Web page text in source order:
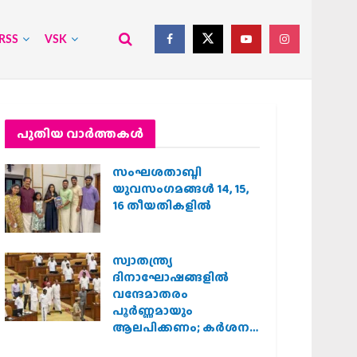
VSK
പുതിയ വാര്‍ത്തകള്‍
സംഘശതാബ്ദി
യുവസംഗമങ്ങള്‍ 14, 15,
16 തീയതികളില്‍
സ്വാതന്ത്ര്യ
ദിനാഘോഷങ്ങളിൽ
വന്ദേമാതരം
പൂർണ്ണമായും
ആലപിക്കണം; കർശന